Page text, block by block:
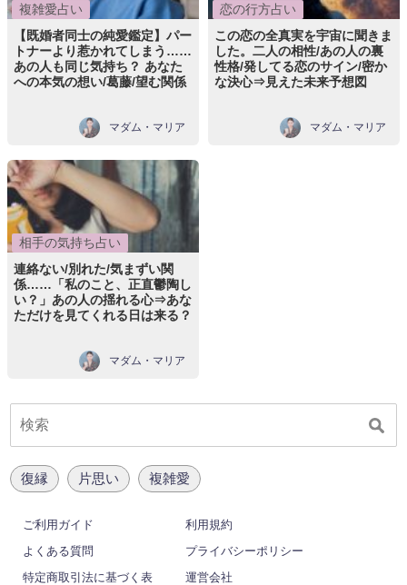
複雑愛占い
【既婚者同士の純愛鑑定】パー
トナーより惹かれてしまう……
あの人も同じ気持ち？ あなた
への本気の想い/葛藤/望む関係
マダム・マリア
恋の行方占い
この恋の全真実を宇宙に聞きま
した。二人の相性/あの人の裏
性格/発してる恋のサイン/密か
な決心⇒見えた未来予想図
マダム・マリア
相手の気持ち占い
連絡ない/別れた/気まずい関
係……「私のこと、正直鬱陶し
い？」あの人の揺れる心⇒あな
ただけを見てくれる日は来る？
マダム・マリア
復縁 片思い 複雑愛
ご利用ガイド
利用規約
よくある質問
プライバシーポリシー
特定商取引法に基づく表
運営会社